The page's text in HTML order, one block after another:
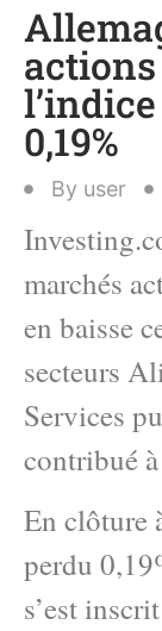
0,19%
By user
marchés
en baisse
secteurs
Services
contribué
En clôture
perdu
s’est